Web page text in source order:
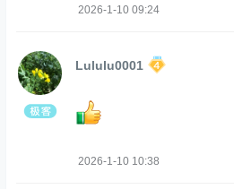
2026-1-10 09:24
Lululu0001
2026-1-10 10:38